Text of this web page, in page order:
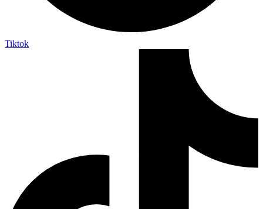
Tiktok